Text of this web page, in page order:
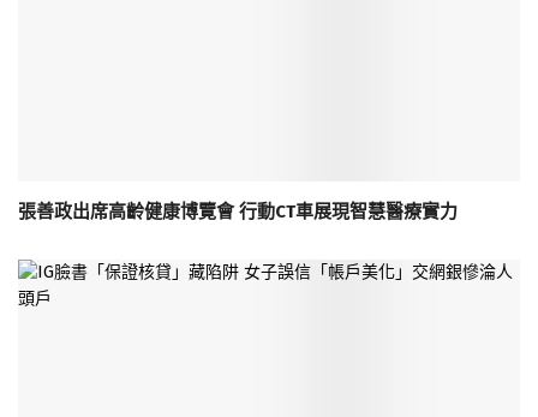
張善政出席高齡健康博覽會 行動CT車展現智慧醫療實力